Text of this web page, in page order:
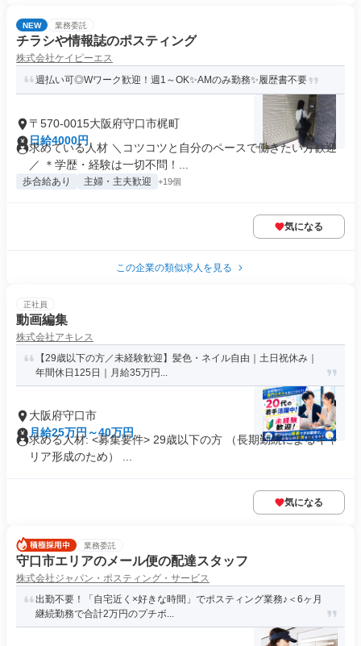
NEW 業務委託
チラシや情報誌のポスティング
株式会社ケイピーエス
週払い可◎Wワーク歓迎！週1～OK✨AMのみ勤務✨履歴書不要
〒570-0015大阪府守口市梶町
日給4000円
求めている人材 ＼コツコツと自分のペースで働きたい方歓迎
／ ＊学歴・経験は一切不問！...
歩合給あり 主婦・主夫歓迎 +19個
気になる
この企業の類似求人を見る
正社員
動画編集
株式会社アキレス
【29歳以下の方／未経験歓迎】髪色・ネイル自由｜土日祝休み｜
年間休日125日｜月給35万円...
大阪府守口市
月給25万円～40万円
求める人材: <募集要件> 29歳以下の方 （長期勤続によるキャ
リア形成のため） ...
気になる
業務委託
守口市エリアのメール便の配達スタッフ
株式会社ジャパン・ポスティング・サービス
出勤不要！「自宅近く×好きな時間」でポスティング業務♪＜6ヶ月
継続勤務で合計2万円のプチボ...